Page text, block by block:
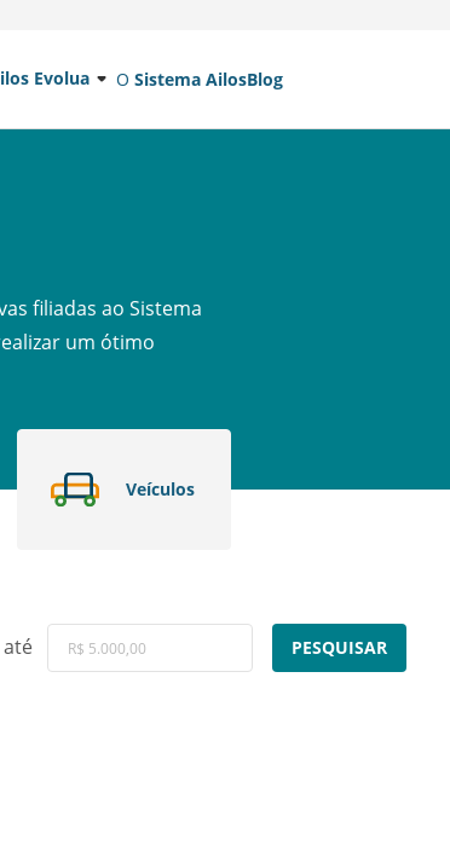
Evolua O Sistema AilosBlog
filiadas ao Sistema
um ótimo
Veículos
até PESQUISAR